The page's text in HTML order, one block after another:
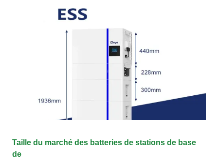
Taille du marché des batteries de stations de base
de